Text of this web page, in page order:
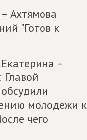
Ахтямова
"Готов к
–
Главой
молодежи к
чего